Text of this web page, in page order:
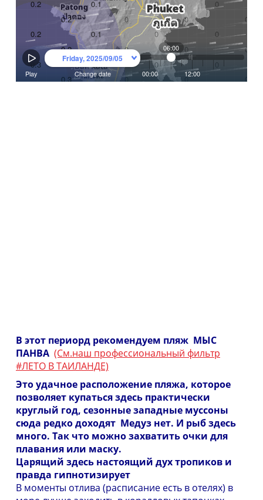
В этот периорд рекомендуем пляж МЫС
ПАНВА (См.наш профессиональный фильтр
#ЛЕТО В ТАИЛАНДЕ)
Это удачное расположение пляжа, которое
позволяет купаться здесь практически
круглый год, сезонные западные муссоны
сюда редко доходят Медуз нет. И рыб здесь
много. Так что можно захватить очки для
плавания или маску.
Царящий здесь настоящий дух тропиков и
правда гипнотизирует
В моменты отлива (расписание есть в отелях) в